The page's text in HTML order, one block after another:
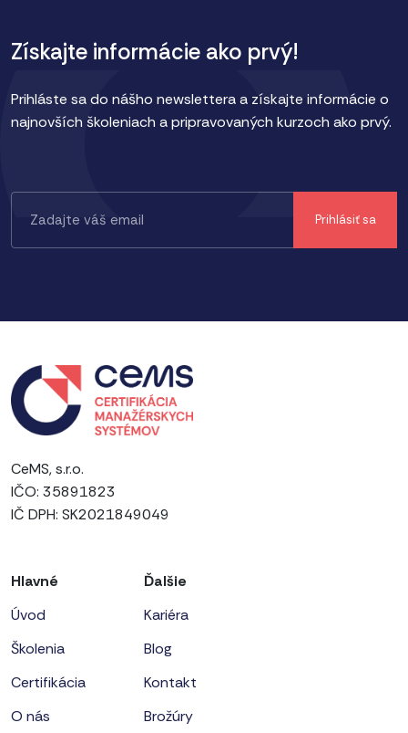
Získajte informácie ako prvý!
Prihláste sa do nášho newslettera a získajte informácie o
najnovších školeniach a pripravovaných kurzoch ako prvý.
CeMS, s.r.o.
IČO: 35891823
IČ DPH: SK2021849049
Hlavné
Úvod
Školenia
Certifikácia
O nás
Ďalšie
Kariéra
Blog
Kontakt
Brožúry